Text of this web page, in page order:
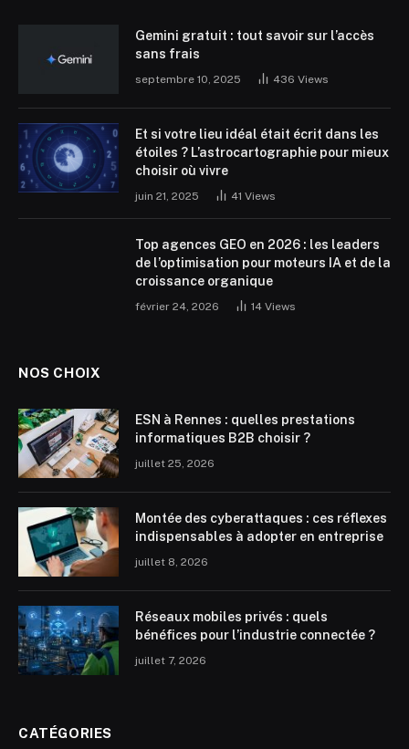
Gemini gratuit : tout savoir sur l’accès
sans frais
septembre 10, 2025 436 Views
Et si votre lieu idéal était écrit dans les
étoiles ? L’astrocartographie pour mieux
choisir où vivre
juin 21, 2025 41 Views
Top agences GEO en 2026 : les leaders
de l’optimisation pour moteurs IA et de la
croissance organique
février 24, 2026 14 Views
NOS CHOIX
ESN à Rennes : quelles prestations
informatiques B2B choisir ?
juillet 25, 2026
Montée des cyberattaques : ces réflexes
indispensables à adopter en entreprise
juillet 8, 2026
Réseaux mobiles privés : quels
bénéfices pour l’industrie connectée ?
juillet 7, 2026
CATÉGORIES